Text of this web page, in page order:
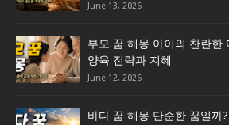
June 13, 2026
부모 꿈 해몽 아이의 찬란한
양육 전략과 지혜
June 12, 2026
바다 꿈 해몽 단순한 꿈일까